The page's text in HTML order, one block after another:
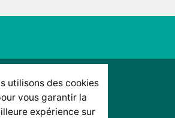
utilisons des cookies
vous garantir la
expérience sur